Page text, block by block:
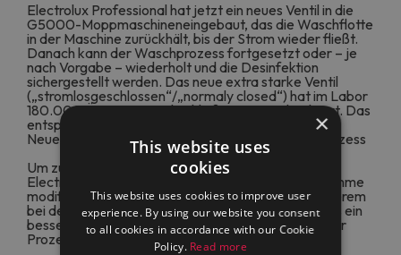
Electrolux Professional hat jetzt ein neues Ventil in die
G5000-Moppmaschineneingebaut, das die Waschflotte
in der Maschine zurückhält, bis der Strom wieder fließt.
Danach kann der Waschprozess fortgesetzt oder – je
nach Vorgabe – wiederholt und die Desinfektion
sichergestellt werden. Das neue extra starke Ventil
(„stromlosgeschlossen“/„normaly closed“) hat im Labor
180.000 Öffnungs- und Schließvorgängeabsolviert. Das
entspricht ungefähr 30.000 Waschladungen.
Neue Mopp-Programme optimieren den Waschprozess
Um zusätzliche Prozesssicherheit zu erhalten, hat
Electrolux Professional einige seiner Waschprogramme
modifiziert. Diese Modifikationen führen unter anderem
bei derchemo-thermischen Desinfektion dazu, dass ein
besseres Waschergebnis in weniger Zeit bei gleicher
Prozesssicherheit erzielt wird.
×
This website uses
cookies
This website uses cookies to improve user
experience. By using our website you consent
to all cookies in accordance with our Cookie
Policy. Read more